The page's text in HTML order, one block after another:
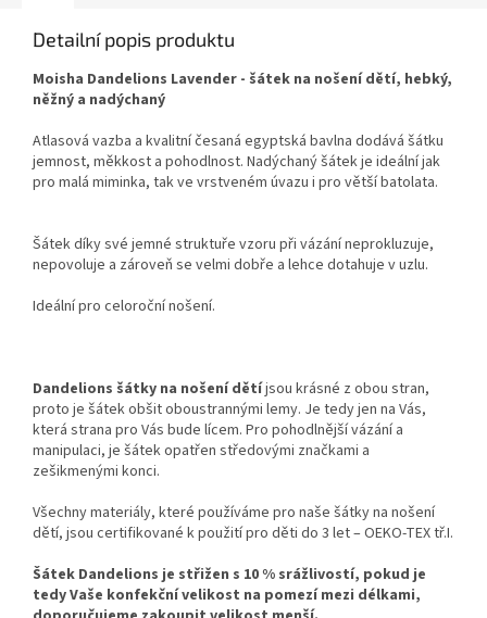
Detailní popis produktu
Moisha Dandelions Lavender - šátek na nošení dětí, hebký,
něžný a nadýchaný
Atlasová vazba a kvalitní česaná egyptská bavlna dodává šátku
jemnost, měkkost a pohodlnost. Nadýchaný šátek je ideální jak
pro malá miminka, tak ve vrstveném úvazu i pro větší batolata.
Šátek díky své jemné struktuře vzoru při vázání neprokluzuje,
nepovoluje a zároveň se velmi dobře a lehce dotahuje v uzlu.
Ideální pro celoroční nošení.
Dandelions šátky na nošení dětíjsou krásné z obou stran,
proto je šátek obšit oboustrannými lemy. Je tedy jen na Vás,
která strana pro Vás bude lícem. Pro pohodlnější vázání a
manipulaci, je šátek opatřen středovými značkami a
zešikmenými konci.
Všechny materiály, které používáme pro naše šátky na nošení
dětí, jsou certifikované k použití pro děti do 3 let – OEKO-TEX tř.I.
Šátek Dandelions je střižen s 10 % srážlivostí, pokud je
tedy Vaše konfekční velikost na pomezí mezi délkami,